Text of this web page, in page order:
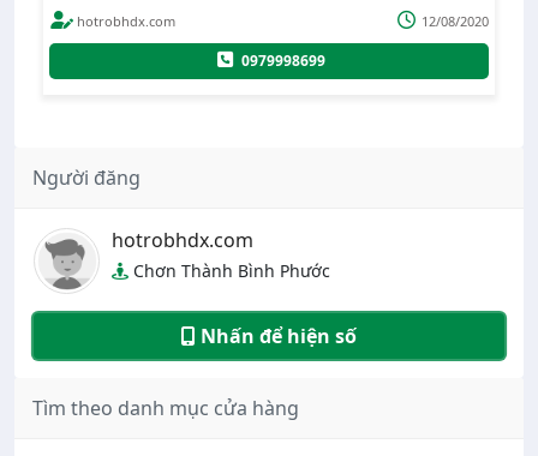
hotrobhdx.com 12/08/2020
0979998699
Người đăng
hotrobhdx.com
Chơn Thành Bình Phước
Nhấn để hiện số
Tìm theo danh mục cửa hàng